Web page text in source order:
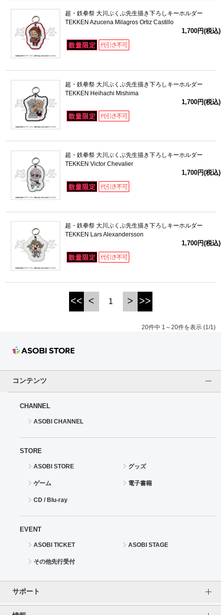
超・鉄拳祭 大川ぶくぶ先生描き下ろしキーホルダー
TEKKEN Azucena Milagros Ortiz Castillo
1,700円(税込)
超・鉄拳祭 大川ぶくぶ先生描き下ろしキーホルダー
TEKKEN Heihachi Mishima
1,700円(税込)
超・鉄拳祭 大川ぶくぶ先生描き下ろしキーホルダー
TEKKEN Victor Chevalier
1,700円(税込)
超・鉄拳祭 大川ぶくぶ先生描き下ろしキーホルダー
TEKKEN Lars Alexandersson
1,700円(税込)
<< < 1 > >>
20件中 1～20件を表示 (1/1)
コンテンツ
CHANNEL
ASOBI CHANNEL
STORE
ASOBI STORE グッズ
ゲーム 電子書籍
CD / Blu-ray
EVENT
ASOBI TICKET ASOBI STAGE
その他先行受付
サポート